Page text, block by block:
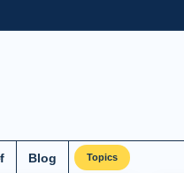
Blog Topics